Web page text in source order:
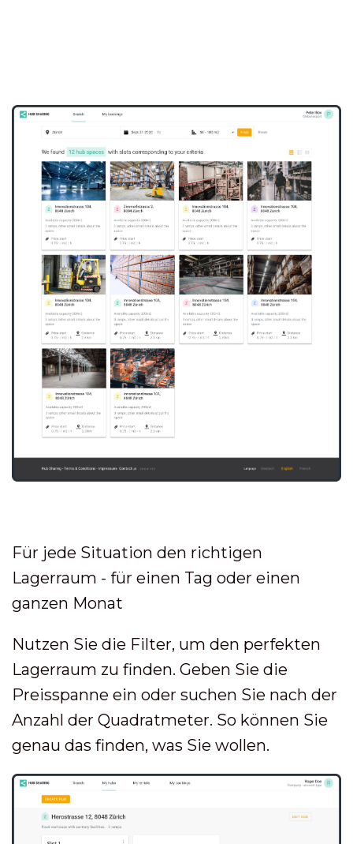
Für jede Situation den richtigen
Lagerraum - für einen Tag oder einen
ganzen Monat
Nutzen Sie die Filter, um den perfekten
Lagerraum zu finden. Geben Sie die
Preisspanne ein oder suchen Sie nach der
Anzahl der Quadratmeter. So können Sie
genau das finden, was Sie wollen.